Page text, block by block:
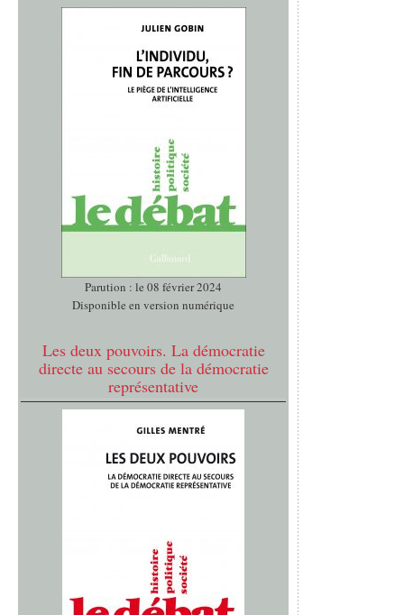
Parution : le 08 février 2024
Disponible en version numérique
Les deux pouvoirs. La démocratie
directe au secours de la démocratie
représentative